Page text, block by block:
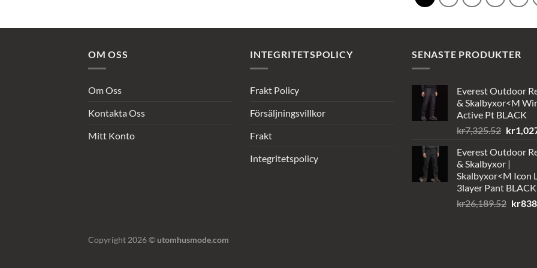
OM OSS
Om Oss
Kontakta Oss
Mitt Konto
INTEGRITETSPOLICY
Frakt Policy
Försäljningsvillkor
Frakt
Integritetspolicy
SENASTE PRODUKTER
Everest Outdoor
& Skalbyxor<M
Active Pt BLACK
kr7,325.52 Det
priset
var:
kr
Everest Outdoor
& Skalbyxor |
Skalbyxor<M Icon
3layer Pant BLACK
kr26,189.52 Det
kr
Copyright 2026 © utomhusmode.com